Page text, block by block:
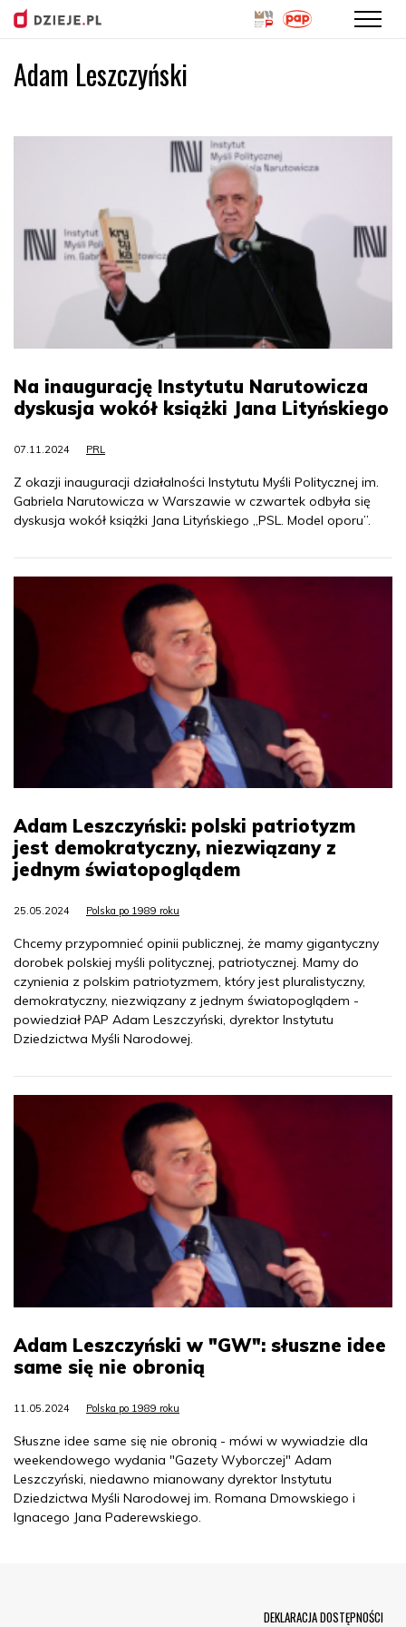
Adam Leszczyński
Na inaugurację Instytutu Narutowicza
dyskusja wokół książki Jana Lityńskiego
07.11.2024 PRL
Z okazji inauguracji działalności Instytutu Myśli Politycznej im.
Gabriela Narutowicza w Warszawie w czwartek odbyła się
dyskusja wokół książki Jana Lityńskiego „PSL. Model oporu”.
Adam Leszczyński: polski patriotyzm
jest demokratyczny, niezwiązany z
jednym światopoglądem
25.05.2024 Polska po 1989 roku
Chcemy przypomnieć opinii publicznej, że mamy gigantyczny
dorobek polskiej myśli politycznej, patriotycznej. Mamy do
czynienia z polskim patriotyzmem, który jest pluralistyczny,
demokratyczny, niezwiązany z jednym światopoglądem -
powiedział PAP Adam Leszczyński, dyrektor Instytutu
Dziedzictwa Myśli Narodowej.
Adam Leszczyński w "GW": słuszne idee
same się nie obronią
11.05.2024 Polska po 1989 roku
Słuszne idee same się nie obronią - mówi w wywiadzie dla
weekendowego wydania "Gazety Wyborczej" Adam
Leszczyński, niedawno mianowany dyrektor Instytutu
Dziedzictwa Myśli Narodowej im. Romana Dmowskiego i
Ignacego Jana Paderewskiego.
DEKLARACJA DOSTĘPNOŚCI